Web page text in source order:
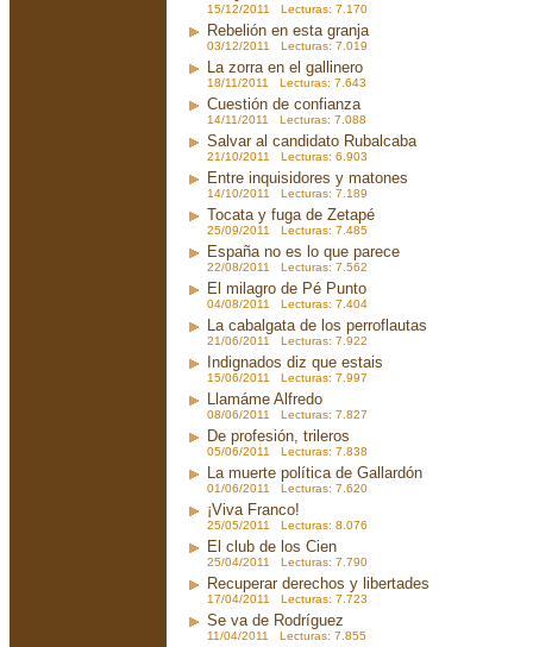
15/12/2011 Lecturas: 7.170
Rebelión en esta granja
03/12/2011 Lecturas: 7.019
La zorra en el gallinero
18/11/2011 Lecturas: 7.643
Cuestión de confianza
14/11/2011 Lecturas: 7.088
Salvar al candidato Rubalcaba
21/10/2011 Lecturas: 6.903
Entre inquisidores y matones
14/10/2011 Lecturas: 7.189
Tocata y fuga de Zetapé
25/09/2011 Lecturas: 7.485
España no es lo que parece
22/08/2011 Lecturas: 7.562
El milagro de Pé Punto
04/08/2011 Lecturas: 7.404
La cabalgata de los perroflautas
21/06/2011 Lecturas: 7.922
Indignados diz que estais
15/06/2011 Lecturas: 7.997
Llamáme Alfredo
08/06/2011 Lecturas: 7.827
De profesión, trileros
05/06/2011 Lecturas: 7.838
La muerte política de Gallardón
01/06/2011 Lecturas: 7.620
¡Viva Franco!
25/05/2011 Lecturas: 8.076
El club de los Cien
25/04/2011 Lecturas: 7.790
Recuperar derechos y libertades
17/04/2011 Lecturas: 7.723
Se va de Rodríguez
11/04/2011 Lecturas: 7.855